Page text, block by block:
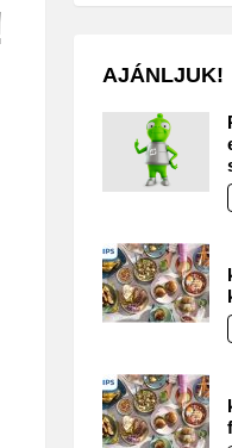
AJÁNLJUK!